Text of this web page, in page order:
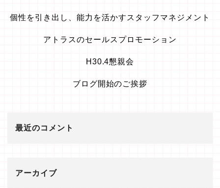
個性を引き出し、能力を活かすスタッフマネジメント
アトラスのセールスプロモーション
H30.4懇親会
ブログ開始のご挨拶
最近のコメント
アーカイブ